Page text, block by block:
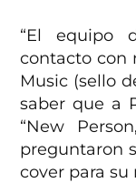
“El equipo
contacto con
Music (sello
saber que a
“New
preguntaron
cover para su